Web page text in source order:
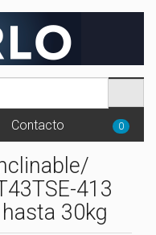
Contacto 0
413
30kg